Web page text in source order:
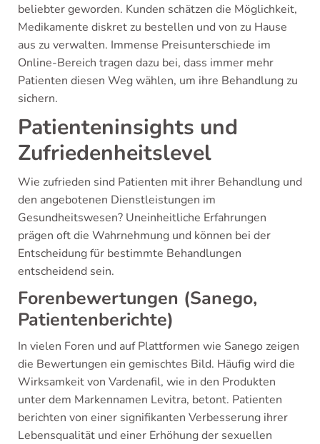
beliebter geworden. Kunden schätzen die Möglichkeit,
Medikamente diskret zu bestellen und von zu Hause
aus zu verwalten. Immense Preisunterschiede im
Online-Bereich tragen dazu bei, dass immer mehr
Patienten diesen Weg wählen, um ihre Behandlung zu
sichern.
Patienteninsights und
Zufriedenheitslevel
Wie zufrieden sind Patienten mit ihrer Behandlung und
den angebotenen Dienstleistungen im
Gesundheitswesen? Uneinheitliche Erfahrungen
prägen oft die Wahrnehmung und können bei der
Entscheidung für bestimmte Behandlungen
entscheidend sein.
Forenbewertungen (Sanego,
Patientenberichte)
In vielen Foren und auf Plattformen wie Sanego zeigen
die Bewertungen ein gemischtes Bild. Häufig wird die
Wirksamkeit von Vardenafil, wie in den Produkten
unter dem Markennamen Levitra, betont. Patienten
berichten von einer signifikanten Verbesserung ihrer
Lebensqualität und einer Erhöhung der sexuellen